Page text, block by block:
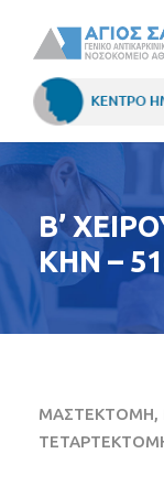
Β’
ΚΗΝ –
ΜΑΣΤΕΚΤΟΜΗ,